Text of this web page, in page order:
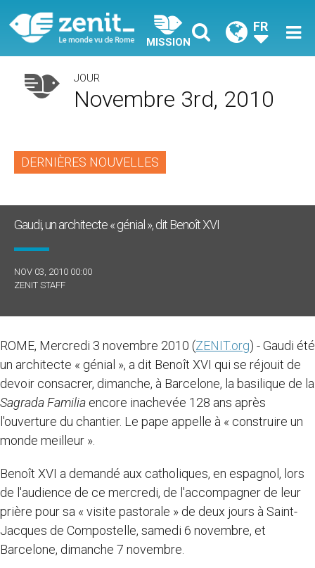
MISSION
FR
JOUR
Novembre 3rd, 2010
DERNIÈRES NOUVELLES
Gaudi, un architecte « génial », dit Benoît XVI
NOV 03, 2010 00:00
ZENIT STAFF
ROME, Mercredi 3 novembre 2010 (ZENIT.org) - Gaudi été
un architecte « génial », a dit Benoît XVI qui se réjouit de
devoir consacrer, dimanche, à Barcelone, la basilique de la
Sagrada Familia encore inachevée 128 ans après
l'ouverture du chantier. Le pape appelle à « construire un
monde meilleur ».
Benoît XVI a demandé aux catholiques, en espagnol, lors
de l'audience de ce mercredi, de l'accompagner de leur
prière pour sa « visite pastorale » de deux jours à Saint-
Jacques de Compostelle, samedi 6 novembre, et
Barcelone, dimanche 7 novembre.